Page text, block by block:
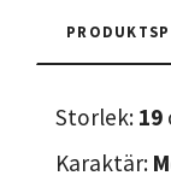
Storlek: 19
Karaktär: